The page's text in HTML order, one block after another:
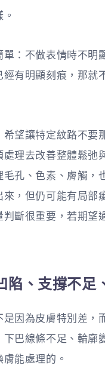
：不做表情時不明
有明顯刻痕，那就
望讓特定紋路不要
理去改善整體鬆
孔、色素、膚觸
，但仍可能有局
斷很重要，若期
陷、支撐不足
因為皮膚特別差
巴線條不足、輪廓
能處理的。